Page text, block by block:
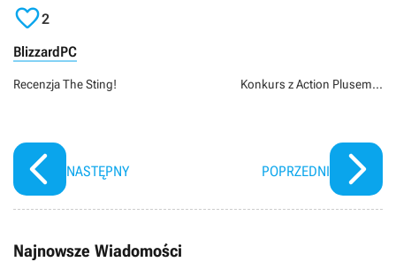
2
BlizzardPC
Recenzja The Sting!
NASTĘPNY
Konkurs z Action Plusem...
POPRZEDNI
Najnowsze Wiadomości